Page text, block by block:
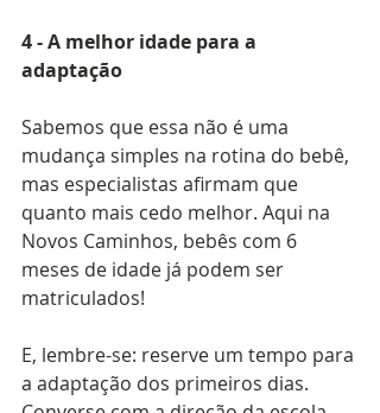
4 - A melhor idade para a
adaptação
Sabemos que essa não é uma
mudança simples na rotina do bebê,
mas especialistas afirmam que
quanto mais cedo melhor. Aqui na
Novos Caminhos, bebês com 6
meses de idade já podem ser
matriculados!
E, lembre-se: reserve um tempo para
a adaptação dos primeiros dias.